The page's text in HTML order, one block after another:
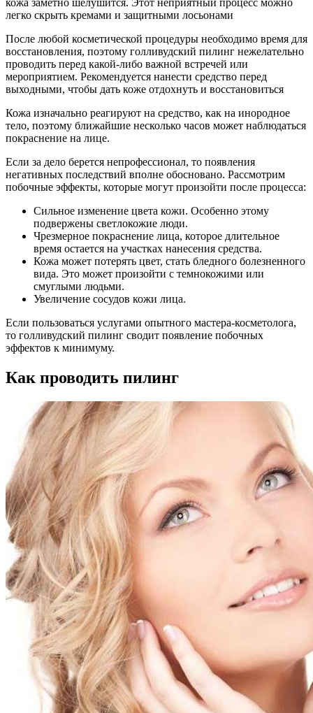
легко скрыть кремами и защитными лосьонами
После любой косметической процедуры необходимо время для
восстановления, поэтому голливудский пилинг нежелательно
проводить перед какой-либо важной встречей или
мероприятием. Рекомендуется нанести средство перед
выходными, чтобы дать коже отдохнуть и восстановиться
Кожа изначально реагируют на средство, как на инородное
тело, поэтому ближайшие несколько часов может наблюдаться
покраснение на лице.
Если за дело берется непрофессионал, то появления
негативных последствий вполне обосновано. Рассмотрим
побочные эффекты, которые могут произойти после процесса:
Сильное изменение цвета кожи. Особенно этому
подвержены светлокожие люди.
Чрезмерное покраснение лица, которое длительное
время остается на участках нанесения средства.
Кожа может потерять цвет, стать бледного болезненного
вида. Это может произойти с темнокожими или
смуглыми людьми.
Увеличение сосудов кожи лица.
Если пользоваться услугами опытного мастера-косметолога,
то голливудский пилинг сводит появление побочных
эффектов к минимуму.
Как проводить пилинг